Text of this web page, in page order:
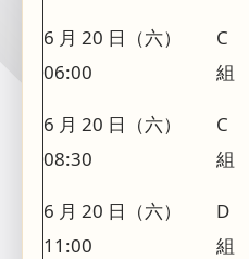
6 月 20 日（六）
06:00
C
組
6 月 20 日（六）
08:30
C
組
6 月 20 日（六）
11:00
D
組